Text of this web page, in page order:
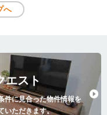
へ
エスト
件に見合った物件情報を
いただきます。